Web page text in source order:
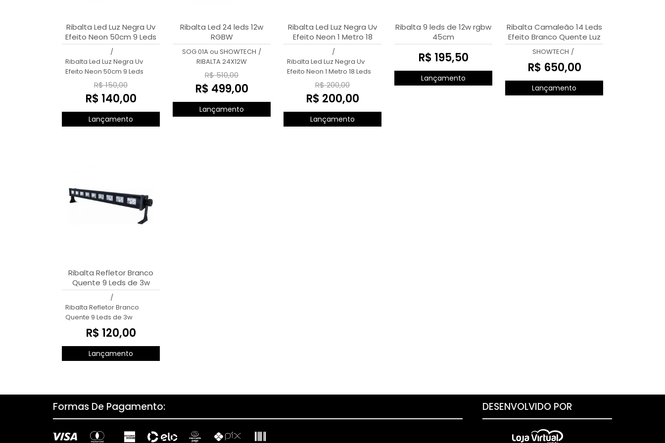
Ribalta Led Luz Negra Uv
Efeito Neon 50cm 9 Leds
/
Ribalta Led Luz Negra Uv
Efeito Neon 50cm 9 Leds
R$ 150,00
R$ 140,00
Lançamento
Ribalta Led 24 leds 12w
RGBW
SOG 01A ou SHOWTECH /
RIBALTA 24X12W
R$ 510,00
R$ 499,00
Lançamento
Ribalta Led Luz Negra Uv
Efeito Neon 1 Metro 18
Leds de 3w
/
Ribalta Led Luz Negra Uv
Efeito Neon 1 Metro 18 Leds
R$ 200,00
R$ 200,00
Lançamento
Ribalta 9 leds de 12w rgbw
45cm
R$ 195,50
Lançamento
Ribalta Camaleão 14 Leds
Efeito Branco Quente Luz
Rgbw Dmx
SHOWTECH /
R$ 650,00
Lançamento
Ribalta Refletor Branco
Quente 9 Leds de 3w
/
Ribalta Refletor Branco
Quente 9 Leds de 3w
R$ 120,00
Lançamento
Formas De Pagamento: DESENVOLVIDO POR